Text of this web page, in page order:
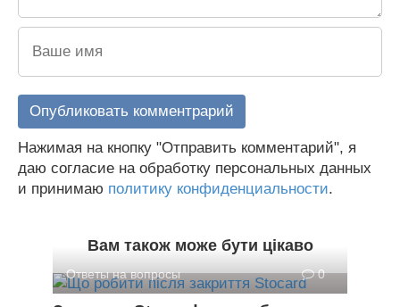
Нажимая на кнопку "Отправить комментарий", я
даю согласие на обработку персональных данных
и принимаю политику конфиденциальности.
Вам також може бути цікаво
Ответы на вопросы 0